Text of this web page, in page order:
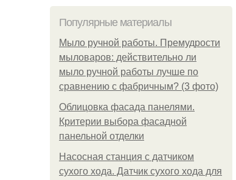
Популярные материалы
Мыло ручной работы. Премудрости
мыловаров: действительно ли
мыло ручной работы лучше по
сравнению с фабричным? (3 фото)
Облицовка фасада панелями.
Критерии выбора фасадной
панельной отделки
Насосная станция с датчиком
сухого хода. Датчик сухого хода для